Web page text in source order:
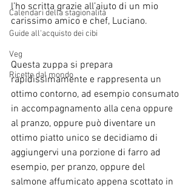
Calendari della stagionalità
Guide all'acquisto dei cibi
Veg
Ricette dal mondo
l’ho scritta grazie all’aiuto di un mio
carissimo amico e chef, Luciano.
Questa zuppa si prepara
rapidissimamente e rappresenta un
ottimo contorno, ad esempio consumato
in accompagnamento alla cena oppure
al pranzo, oppure può diventare un
ottimo piatto unico se decidiamo di
aggiungervi una porzione di farro ad
esempio, per pranzo, oppure del
salmone affumicato appena scottato in